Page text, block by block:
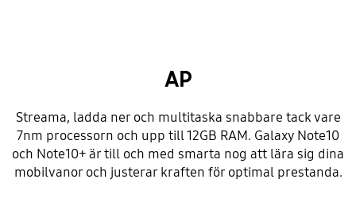
AP
Streama, ladda ner och multitaska snabbare tack vare
7nm processorn och upp till 12GB RAM. Galaxy Note10
och Note10+ är till och med smarta nog att lära sig dina
mobilvanor och justerar kraften för optimal prestanda.